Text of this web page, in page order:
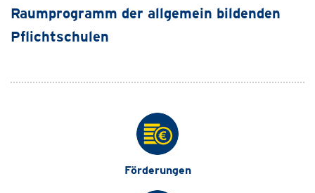
Raumprogramm der allgemein bildenden
Pflichtschulen
Förderungen